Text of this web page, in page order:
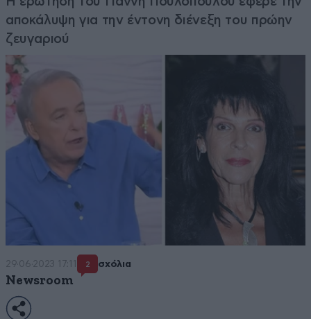
αποκάλυψη για την έντονη διένεξη του πρώην
ζευγαριού
29·06·2023 17:11 2 σχόλια
Newsroom